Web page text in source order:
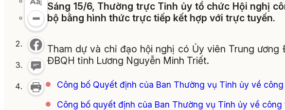
Sáng 15/6, Thường trực Tỉnh ủy tổ chức Hội nghị
bộ bằng hình thức trực tiếp kết hợp với trực tuyến.
Tham dự và chỉ đạo hội nghị có Ủy viên Trung
ĐBQH tỉnh Lương Nguyễn Minh Triết.
Công bố Quyết định của Ban Thường vụ Tỉnh ủy về
Công bố quyết định của Ban Thường vụ Tỉnh ủy về công